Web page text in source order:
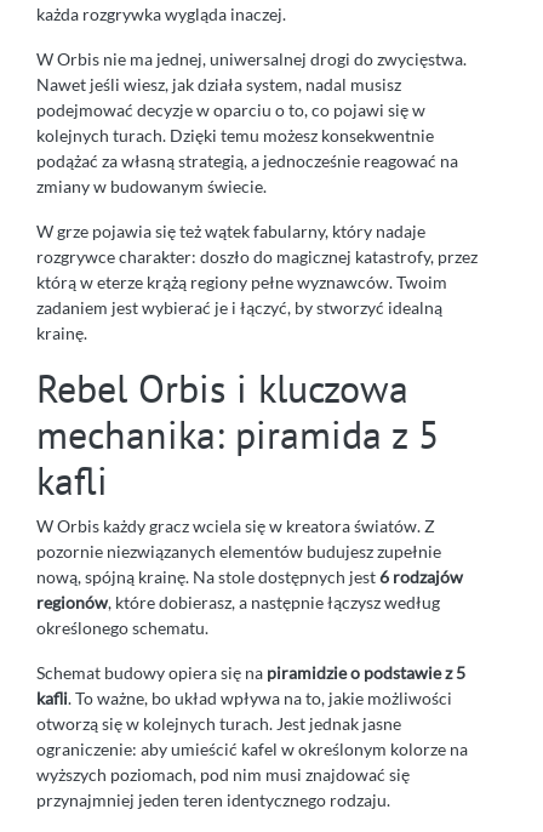
każda rozgrywka wygląda inaczej.
W Orbis nie ma jednej, uniwersalnej drogi do zwycięstwa.
Nawet jeśli wiesz, jak działa system, nadal musisz
podejmować decyzje w oparciu o to, co pojawi się w
kolejnych turach. Dzięki temu możesz konsekwentnie
podążać za własną strategią, a jednocześnie reagować na
zmiany w budowanym świecie.
W grze pojawia się też wątek fabularny, który nadaje
rozgrywce charakter: doszło do magicznej katastrofy, przez
którą w eterze krążą regiony pełne wyznawców. Twoim
zadaniem jest wybierać je i łączyć, by stworzyć idealną
krainę.
Rebel Orbis i kluczowa
mechanika: piramida z 5
kafli
W Orbis każdy gracz wciela się w kreatora światów. Z
pozornie niezwiązanych elementów budujesz zupełnie
nową, spójną krainę. Na stole dostępnych jest6 rodzajów
regionów, które dobierasz, a następnie łączysz według
określonego schematu.
Schemat budowy opiera się na piramidzie o podstawie z 5
kafli. To ważne, bo układ wpływa na to, jakie możliwości
otworzą się w kolejnych turach. Jest jednak jasne
ograniczenie: aby umieścić kafel w określonym kolorze na
wyższych poziomach, pod nim musi znajdować się
przynajmniej jeden teren identycznego rodzaju.